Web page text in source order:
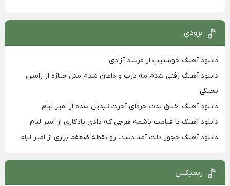
بزودی
دانلود آهنگ خوشتیپ از فرشاد آزادی
دانلود آهنگ رفتی شدم مه درب و داغان شدم مثل جنازه از رامین
تجنگی
دانلود آهنگ اخلاق بدت حرفای آخرت تبدیل شده از امیر لیام
دانلود آهنگ تا قیامت باشمه هرچی که دادی یادگاری از امیر لیام
دانلود آهنگ چجور دلت آمد دست رو نقطه ضعفم بزاری از امیر لیام
ریمیکس